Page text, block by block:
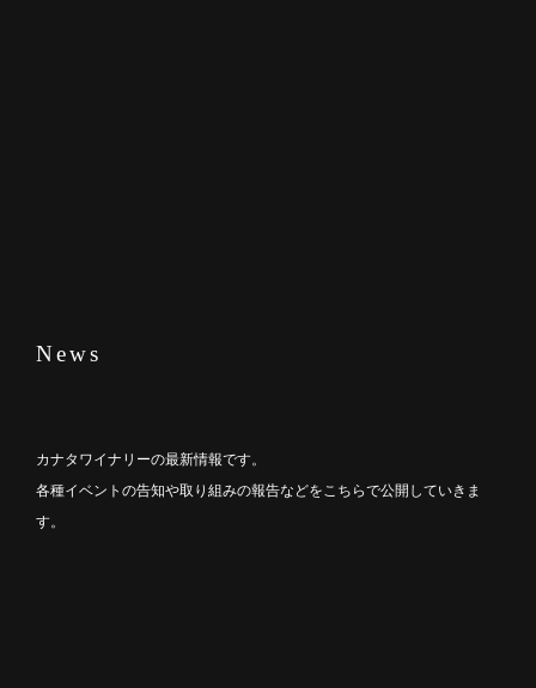
News
カナタワイナリーの最新情報です。
各種イベントの告知や取り組みの報告などをこちらで公開していきま
す。